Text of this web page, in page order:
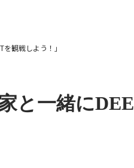
を観戦しよう！」
家と一緒に